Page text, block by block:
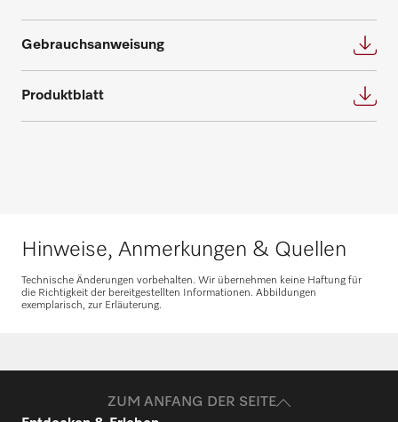
PLW 8693
PLW 8683 [Safety]
PLW 6111
Fordern Sie Ihren persönlichen
Beratungstermin für eine individuelle
Planung an.
Ersatzteile anfragen
Benötigen Sie Ersatzteile für Ihre
Bedarf und beantworten gerne weitere
Gebrauchsanweisung
Produktblatt
Hinweise, Anmerkungen & Quellen
Technische Änderungen vorbehalten. Wir übernehmen keine Haftung für
die Richtigkeit der bereitgestellten Informationen. Abbildungen
exemplarisch, zur Erläuterung.
ZUM ANFANG DER SEITE